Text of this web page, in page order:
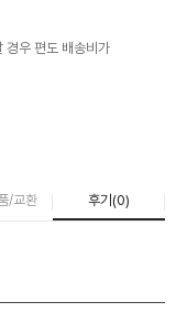
경우 편도 배송비가
/교환 후기(0)